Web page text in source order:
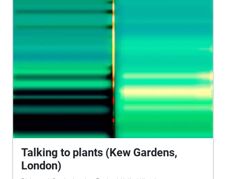
Throughout, the tone of voice, the inflection, and
variations in rhythms dramatically shift meanings,
from diplomatic to psychotic, pleading to bullying,
Talking to plants (Kew Gardens,
London)